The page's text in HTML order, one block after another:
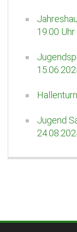
19:00 Uhr
Jugend